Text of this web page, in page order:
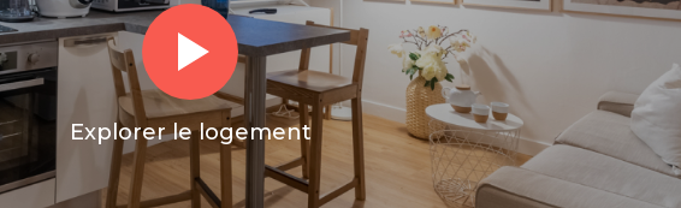
Explorer le logement